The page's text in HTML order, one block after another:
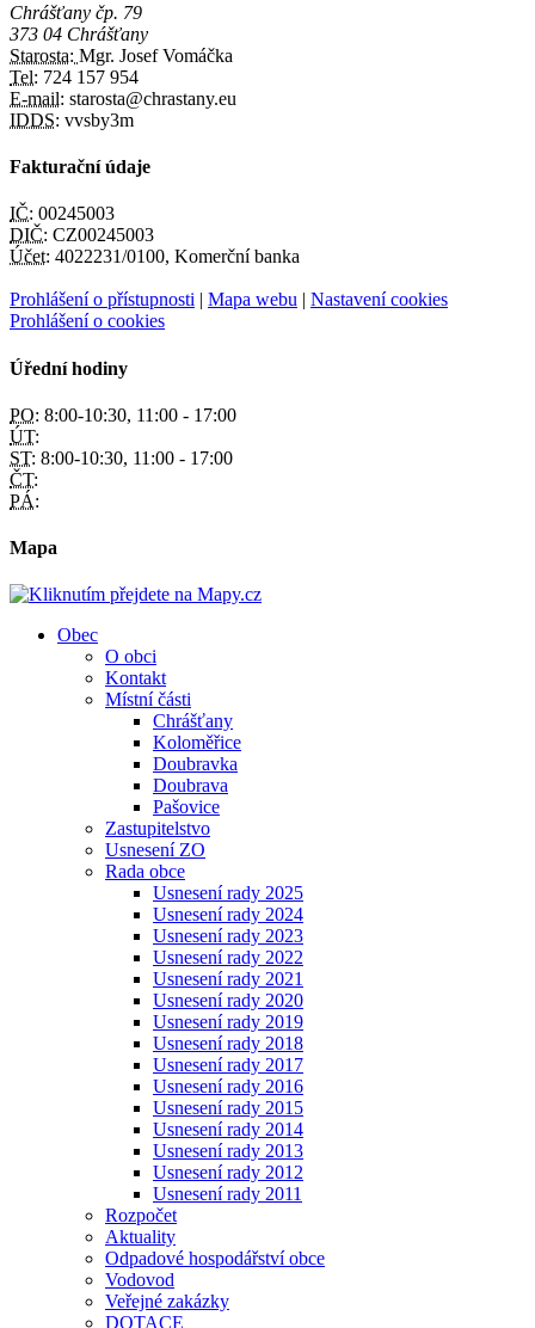
Chrášťany čp. 79
373 04 Chrášťany
Starosta: Mgr. Josef Vomáčka
Tel: 724 157 954
E-mail: starosta@chrastany.eu
IDDS: vvsby3m
Fakturační údaje
IČ: 00245003
DIČ: CZ00245003
Účet: 4022231/0100, Komerční banka
Prohlášení o přístupnosti | Mapa webu | Nastavení cookies
Prohlášení o cookies
Úřední hodiny
PO: 8:00-10:30, 11:00 - 17:00
ÚT:
ST: 8:00-10:30, 11:00 - 17:00
ČT:
PÁ:
Mapa
Obec
O obci
Kontakt
Místní části
Chrášťany
Koloměřice
Doubravka
Doubrava
Pašovice
Zastupitelstvo
Usnesení ZO
Rada obce
Usnesení rady 2025
Usnesení rady 2024
Usnesení rady 2023
Usnesení rady 2022
Usnesení rady 2021
Usnesení rady 2020
Usnesení rady 2019
Usnesení rady 2018
Usnesení rady 2017
Usnesení rady 2016
Usnesení rady 2015
Usnesení rady 2014
Usnesení rady 2013
Usnesení rady 2012
Usnesení rady 2011
Rozpočet
Aktuality
Odpadové hospodářství obce
Vodovod
Veřejné zakázky
DOTACE